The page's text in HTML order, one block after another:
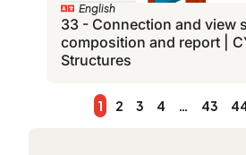
English
33 - Connection and view
composition and report |
Structures
1 2 3 4 … 43